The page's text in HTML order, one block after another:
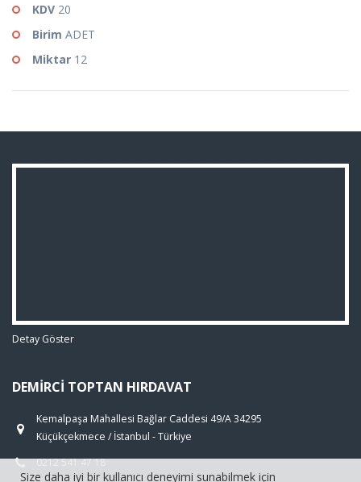
KDV 20
Birim ADET
Miktar 12
Detay Göster
DEMIRCI TOPTAN HIRDAVAT
Kemalpaşa Mahallesi Bağlar Caddesi 49/A 34295
Küçükçekmece / İstanbul - Türkiye
0212 541 47 18
Size daha iyi bir kullanıcı deneyimi sunabilmek için